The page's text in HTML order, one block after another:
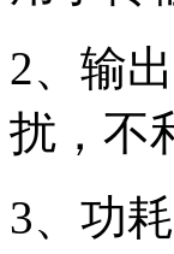
2、输
扰，不
3、功